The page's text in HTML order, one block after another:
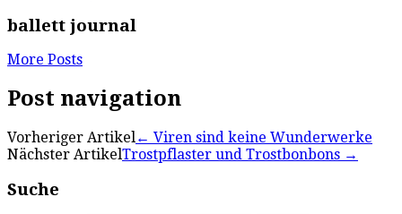
ballett journal
More Posts
Post navigation
Vorheriger Artikel← Viren sind keine Wunderwerke
Nächster ArtikelTrostpflaster und Trostbonbons →
Suche